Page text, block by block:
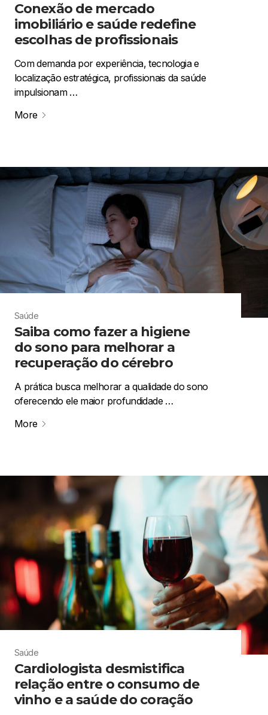
Conexão de mercado
imobiliário e saúde redefine
escolhas de profissionais
Com demanda por experiência, tecnologia e
localização estratégica, profissionais da saúde
impulsionam …
More
Saúde
Saiba como fazer a higiene
do sono para melhorar a
recuperação do cérebro
A prática busca melhorar a qualidade do sono
oferecendo ele maior profundidade …
More
Saúde
Cardiologista desmistifica
relação entre o consumo de
vinho e a saúde do coração